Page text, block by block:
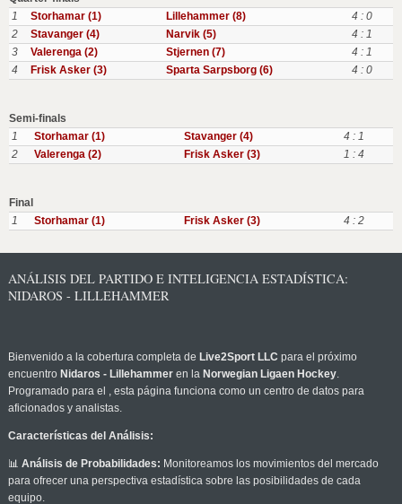
1
Storhamar (1) Lillehammer (8)
4 : 0
2
Stavanger (4) Narvik (5)
4 : 1
3
Valerenga (2) Stjernen (7)
4 : 1
4
Frisk Asker (3) Sparta Sarpsborg (6) 4 : 0
Semi-finals
1
Storhamar (1) Stavanger (4)
4 : 1
2
Valerenga (2) Frisk Asker (3) 1 : 4
Final
1
Storhamar (1) Frisk Asker (3) 4 : 2
ANÁLISIS DEL PARTIDO E INTELIGENCIA ESTADÍSTICA:
NIDAROS - LILLEHAMMER
Bienvenido a la cobertura completa de Live2Sport LLC para el próximo
encuentro Nidaros - Lillehammeren la Norwegian Ligaen Hockey.
Programado para el , esta página funciona como un centro de datos para
aficionados y analistas.
Características del Análisis:
📊 Análisis de Probabilidades: Monitoreamos los movimientos del mercado
para ofrecer una perspectiva estadística sobre las posibilidades de cada
equipo.